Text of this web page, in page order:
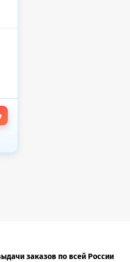
заказов по всей России